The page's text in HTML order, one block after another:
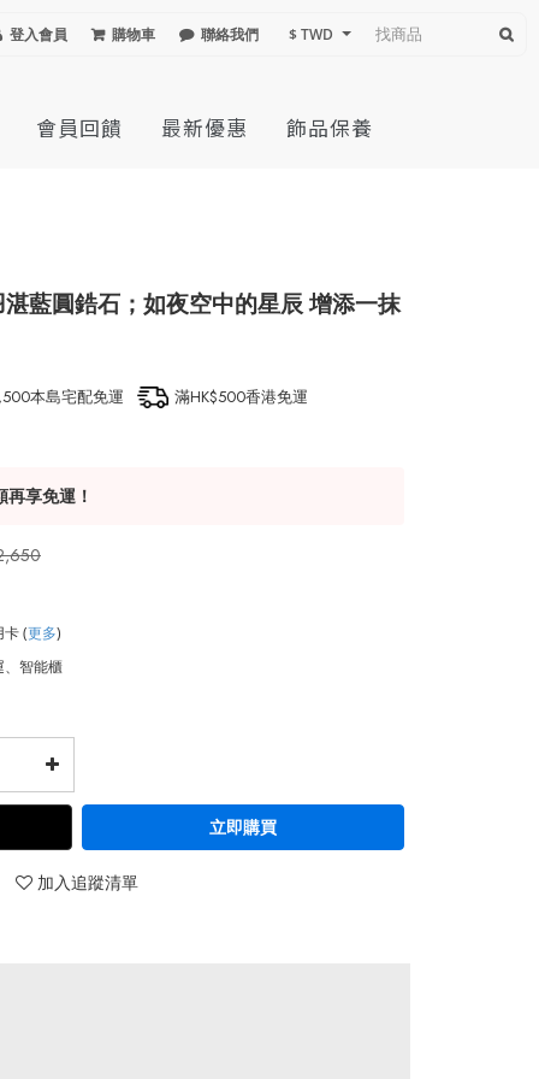
登入會員 購物車 聯絡我們 $ TWD
會員回饋 最新優惠 飾品保養
藍圓鋯石；如夜空中的星辰 增添一抹
本島宅配免運 滿HK$500香港免運
享免運！
卡(更多)
、智能櫃
立即購買
加入追蹤清單